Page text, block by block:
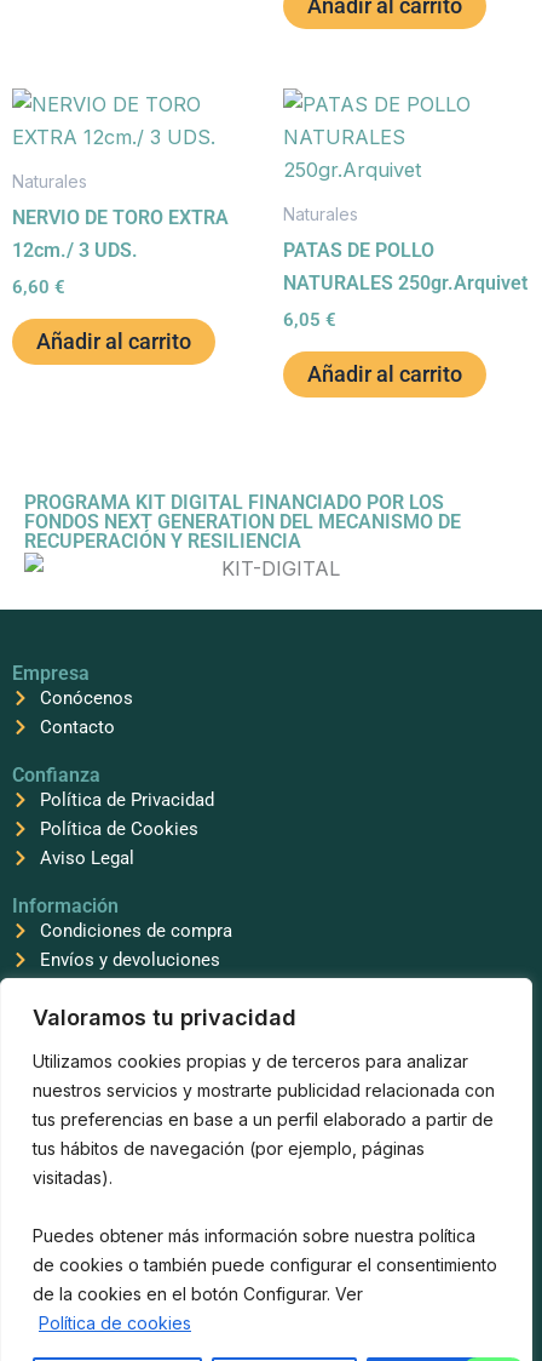
Valoramos tu privacidad
Utilizamos cookies propias y de terceros para analizar
nuestros servicios y mostrarte publicidad relacionada con
tus preferencias en base a un perfil elaborado a partir de
tus hábitos de navegación (por ejemplo, páginas
visitadas).
Puedes obtener más información sobre nuestra política
de cookies o también puede configurar el consentimiento
de la cookies en el botón Configurar. Ver
Política de cookies
Añadir al carrito
Naturales
NERVIO DE TORO EXTRA
12cm./ 3 UDS.
6,60 €
Añadir al carrito
Naturales
PATAS DE POLLO
NATURALES 250gr.Arquivet
6,05 €
Añadir al carrito
PROGRAMA KIT DIGITAL FINANCIADO POR LOS
FONDOS NEXT GENERATION DEL MECANISMO DE
RECUPERACIÓN Y RESILIENCIA
Empresa
Conócenos
Contacto
Confianza
Política de Privacidad
Política de Cookies
Aviso Legal
Información
Condiciones de compra
Envíos y devoluciones
Síguenos
F
c
e
b
o
o
k
T
k
t
o
k
I
s
t
a
g
r
a
Sierra Keox
Horario atención al cliente
Lunes a Viernes 9:00 a 14:00 y 16:00 a 20:00
Formas de pago disponibles